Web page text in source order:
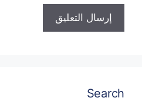
Search